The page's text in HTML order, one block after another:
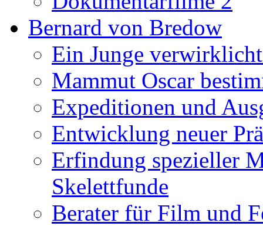
Bernard von Bredow
Ein Junge
Mammut Oscar
Expeditionen und
Entwicklung neuer
Erfindung spezieller
Skelettfunde
Berater für Film und